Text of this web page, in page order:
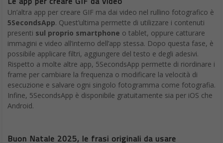
Le migliori immagini Buon Natale 2025
Per festeggiare il Natale molto spesso vengono utilizzati
messaggi, frasi, lettere, biglietti, cartoline e molto altro. Gli
smartphonee itabletci permettono di interagire più
rapidamente rispetto al passato. Proponiamo quindi una
carrellata di immagini simpatiche e divertenti da condividere su
WhatsApp, Facebook, Instagram e altri social network per
augurare un Buon Natale a tutti i tuoi amici e parenti.